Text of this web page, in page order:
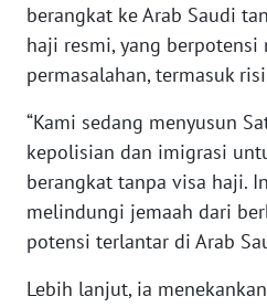
berangkat ke Arab Saudi
haji resmi, yang
permasalahan, termasuk
“Kami sedang menyusun
kepolisian dan imigrasi
berangkat tanpa visa haji.
melindungi jemaah dari
potensi terlantar di Arab
Lebih lanjut, ia
SERAMBI
WN
WN
SULTRA
WN